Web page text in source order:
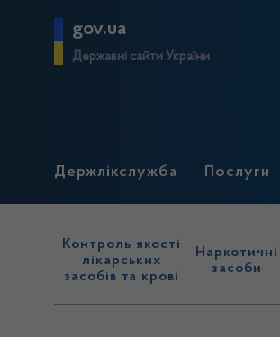
gov.ua
Державні сайти України
Держлікслужба Послуги
Контроль якості
лікарських
засобів та крові
Наркотичні
засоби